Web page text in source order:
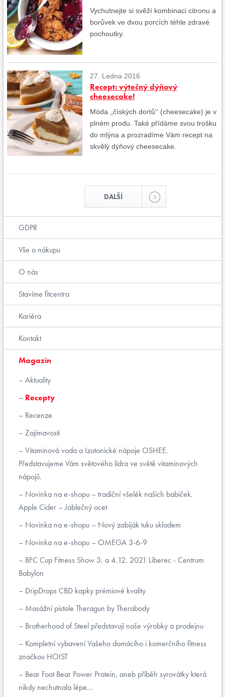
Vychutnejte si svěží kombinaci citronu a
borůvek ve dvou porcích téhle zdravé
pochoutky.
27. Ledna 2016
Recept: výtečný dýňový
cheesecake!
Móda ‚‚číských dortů‘‘ (cheesecake) je v
plném produ. Také přídáme svou trošku
do mlýna a prozradíme Vám recept na
skvělý dýňový cheesecake.
DALŠÍ
GDPR
Vše o nákupu
O nás
Stavíme fitcentra
Kariéra
Kontakt
Magazín
Aktuality
Recepty
Recenze
Zajímavosti
Vitaminová voda a Izotonické nápoje OSHEE.
Představujeme Vám světového lídra ve světě vitaminových
nápojů.
Novinka na e-shopu – tradiční všelék našich babiček.
Apple Cider – Jablečný ocet
Novinka na e-shopu – Nový zabiják tuku skladem
Novinka na e-shopu – OMEGA 3-6-9
BFC Cup Fitness Show 3. a 4.12. 2021 Liberec - Centrum
Babylon
DripDrops CBD kapky prémiové kvality
Masážní pistole Theragun by Therabody
Brotherhood of Steel představují naše výrobky a prodejnu
Kompletní vybavení Vašeho domácího i komerčního fitness
značkou HOIST
Bear Foot Bear Power Protein, aneb příběh syrovátky která
nikdy nechutnala lépe...